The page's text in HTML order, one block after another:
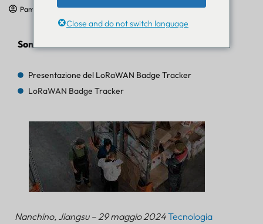
Pam Luthra 29 maggio 2024 Comunicato stampa
Sommario
Presentazione del LoRaWAN Badge Tracker
LoRaWAN Badge Tracker
Nanchino, Jiangsu – 29 maggio 2024Tecnologia
Close and do not switch language